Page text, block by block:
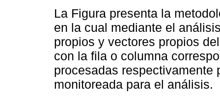
La Figura presenta la
en la cual mediante el
propios y vectores propios
con la fila o columna
procesadas respectivamente
monitoreada para el análisis.